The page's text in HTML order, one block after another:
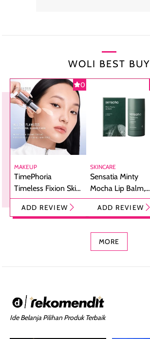
WOLI BEST BUY
0
MAKEUP
TimePhoria
Timeless Fixion Skin
Tint Stick,
Foundation dan
ADD REVIEW
SKINCARE
Sensatia Minty
Mocha Lip Balm,
Pelembap Bibir
dengan Aroma
ADD REVIEW
MORE
Ide Belanja Pilihan Produk Terbaik